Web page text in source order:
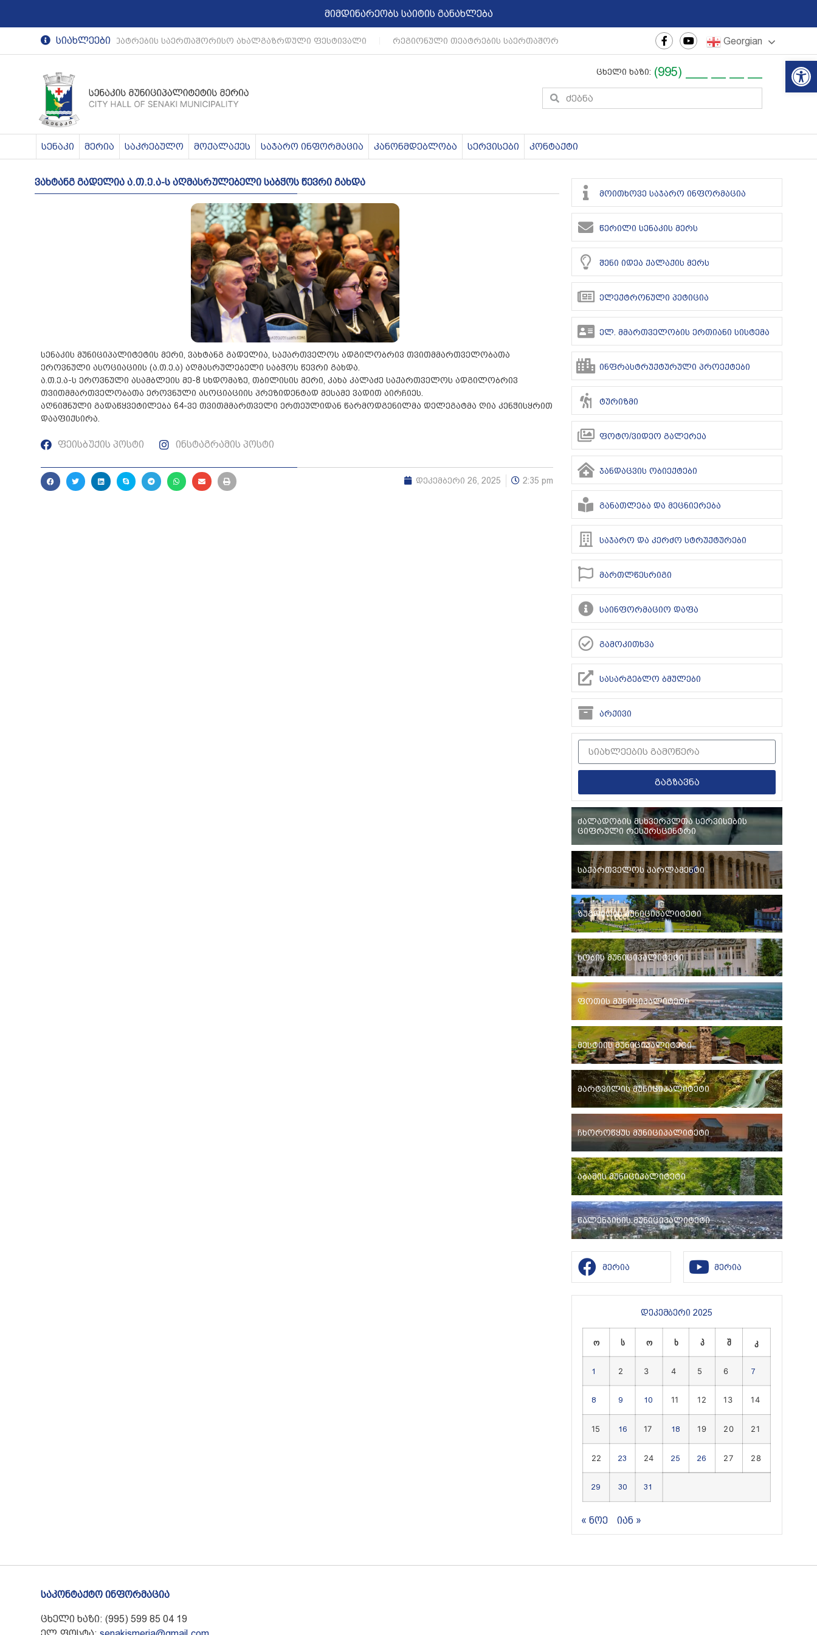
მიმდინარეობს საიტის განახლება
სიახლეები
რეგიონული თეატრების საერთაშორისო ახალგაზრდული ფესტივალი რეგიონული თეატრების საერთაშორისო ახალგაზრდული ფესტივალი | რეგიონული
Georgian
ცხელი ხაზი: (995) ___ __ __ __
სენაკი მერია საკრებულო მოქალაქეს საჯარო ინფორმაცია კანონმდებლობა სერვისები კონტაქტი
ვახტანგ გადელია ა.თ.ე.ა-ს აღმასრულებელი საბჭოს წევრი გახდა
სენაკის მუნიციპალიტეტის მერი, ვახტანგ გადელია, საქართველოს ადგილობრივ თვითმმართველობათა
ეროვნული ასოციაციის (ა.თ.ე.ა) აღმასრულებელი საბჭოს წევრი გახდა.
ა.თ.ე.ა-ს ეროვნული ასამბლეის მე-8 სხდომაზე, თბილისის მერი, კახა კალაძე საქართველოს ადგილობრივ
თვითმმართველობათა ეროვნული ასოციაციის პრეზიდენტად მესამე ვადით აირჩიეს.
აღნიშნული გადაწყვეტილება 64-ვე თვითმმართველი ერთეულიდან წარმოდგენილმა დელეგატმა ღია კენჭისყრით
დააფიქსირა.
ფეისბუქის პოსტი ინსტაგრამის პოსტი
დეკემბერი 26, 2025 2:35 pm
მოითხოვე საჯარო ინფორმაცია
წერილი სენაკის მერს
შენი იდეა ქალაქის მერს
ელექტრონული პეტიცია
ელ. მმართველობის ერთიანი სისტემა
ინფრასტრუქტურული პროექტები
ტურიზმი
ფოტო/ვიდეო გალერეა
ჯანდაცვის ობიექტები
განათლება და მეცნიერება
საჯარო და კერძო სტრუქტურები
მართლწესრიგი
საინფორმაციო დაფა
გამოკითხვა
სასარგებლო ბმულები
არქივი
გაგზავნა
ძალადობის მსხვერპლთა სერვისების
ციფრული რესურსცენტრი
საქართველოს პარლამენტი
ზუგდიდის მუნიციპალიტეტი
ხობის მუნიციპალიტეტი
ფოთის მუნიციპალიტეტი
მესტიის მუნიციპალიტეტი
მარტვილის მუნიციპალიტეტი
ჩხოროწყუს მუნიციპალიტეტი
აბაშის მუნიციპალიტეტი
წალენჯიხის მუნიციპალიტეტი
მერია მერია
დეკემბერი 2025
ო ს ო ხ პ შ კ
1 2 3 4 5 6 7
8 9 10 11 12 13 14
15 16 17 18 19 20 21
22 23 24 25 26 27 28
29 30 31
« ნოე იან »
საკონტაქტო ინფორმაცია
ცხელი ხაზი: (995) 599 85 04 19